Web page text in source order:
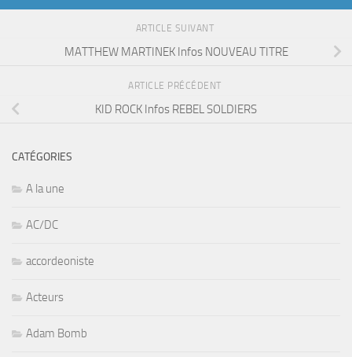
ARTICLE SUIVANT
MATTHEW MARTINEK Infos NOUVEAU TITRE
ARTICLE PRÉCÉDENT
KID ROCK Infos REBEL SOLDIERS
CATÉGORIES
A la une
AC/DC
accordeoniste
Acteurs
Adam Bomb